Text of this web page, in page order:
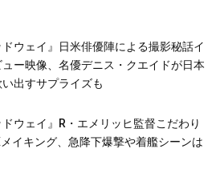
ドウェイ』日米俳優陣による撮影秘話イ
ュー映像、名優デニス・クエイドが日本
出すサプライズも
ドウェイ』R・エメリッヒ監督こだわり
イキング、急降下爆撃や着艦シーンは